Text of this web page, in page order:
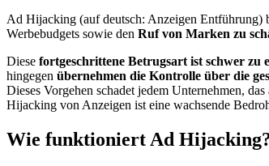
Ad Hijacking (auf deutsch: Anzeigen Entführung)
Werbebudgets sowie den Ruf von Marken zu
Diese fortgeschrittene Betrugsart ist schwer zu
hingegen übernehmen die Kontrolle über die
Dieses Vorgehen schadet jedem Unternehmen,
Hijacking von Anzeigen ist eine wachsende
Wie funktioniert Ad